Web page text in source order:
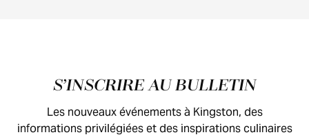
Pied de pageS’INSCRIRE AU BULLETIN
Les nouveaux événements à Kingston, des
informations privilégiées et des inspirations culinaires